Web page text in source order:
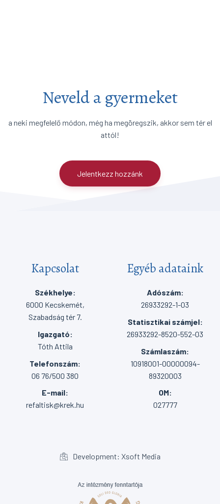
Neveld a gyermeket
a neki megfelelő módon, még ha megöregszik, akkor sem tér el
attól!
Jelentkezz hozzánk
Kapcsolat
Székhelye:
6000 Kecskemét,
Szabadság tér 7.
Igazgató:
Tóth Attila
Telefonszám:
06 76/500 380
E-mail:
refaltisk@krek.hu
Egyéb adataink
Adószám:
26933292-1-03
Statisztikai számjel:
26933292-8520-552-03
Számlaszám:
10918001-00000094-
89320003
OM:
027777
Development: Xsoft Media